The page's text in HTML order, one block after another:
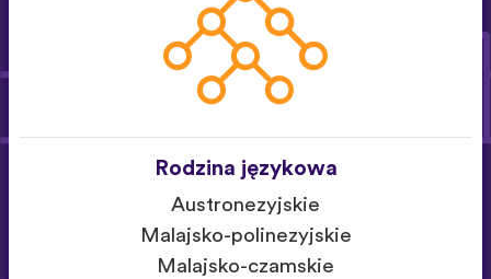
Rodzina językowa
Austronezyjskie
Malajsko-polinezyjskie
Malajsko-czamskie